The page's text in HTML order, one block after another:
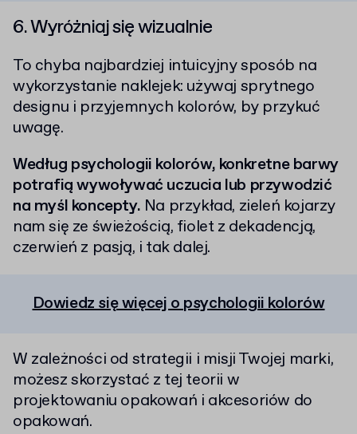
6. Wyróżniaj się wizualnie
To chyba najbardziej intuicyjny sposób na
wykorzystanie naklejek: używaj sprytnego
designu i przyjemnych kolorów, by przykuć
uwagę.
Według psychologii kolorów, konkretne barwy
potrafią wywoływać uczucia lub przywodzić
na myśl koncepty. Na przykład, zieleń kojarzy
nam się ze świeżością, fiolet z dekadencją,
czerwień z pasją, i tak dalej.
Dowiedz się więcej o psychologii kolorów
W zależności od strategii i misji Twojej marki,
możesz skorzystać z tej teorii w
projektowaniu opakowań i akcesoriów do
opakowań.